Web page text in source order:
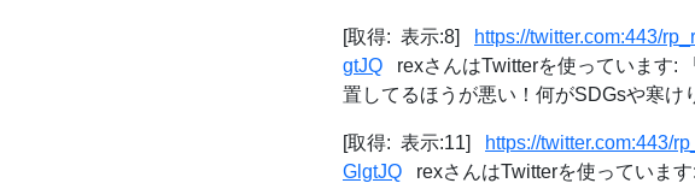
[取得: 表示:8]
https://twitter.com:443/
gtJQ rexさんはTwitterを使っています:
置してるほうが悪い！何がSDGsや寒け
[取得: 表示:11]
https://twitter.com:443/
GlgtJQ rexさんはTwitterを使っていま